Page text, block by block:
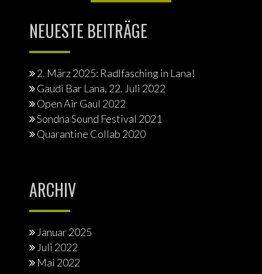
NEUESTE BEITRÄGE
2. März 2025: Radlfasching in Lana!
Gaudi Bar Lana, 22. Juli 2022
Open Air Gaul 2022
Sondna Sound Festival 2021
Quarantine Collab 2020
ARCHIV
Januar 2025
Juli 2022
Mai 2022